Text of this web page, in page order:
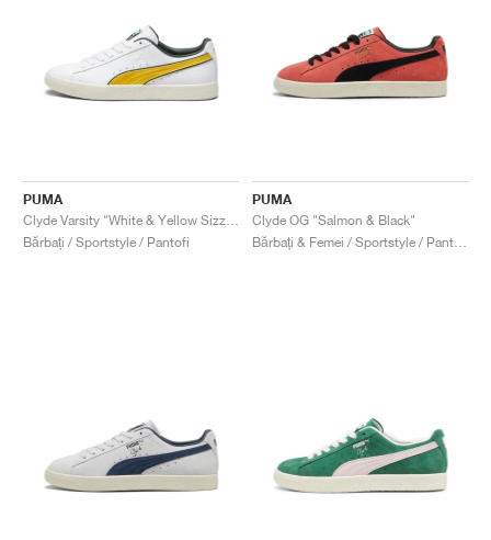
PUMA
Bărbați / Sportstyle / Pantofi
PUMA
Clyde OG "Salmon & Black"